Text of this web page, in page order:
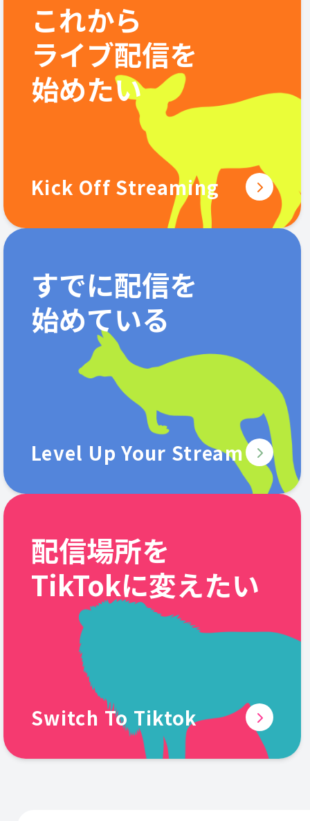
これから
ライブ配信を
始めたい
Kick Off Streaming
すでに配信を
始めている
Level Up Your Stream
配信場所を
TikTokに変えたい
Switch To Tiktok